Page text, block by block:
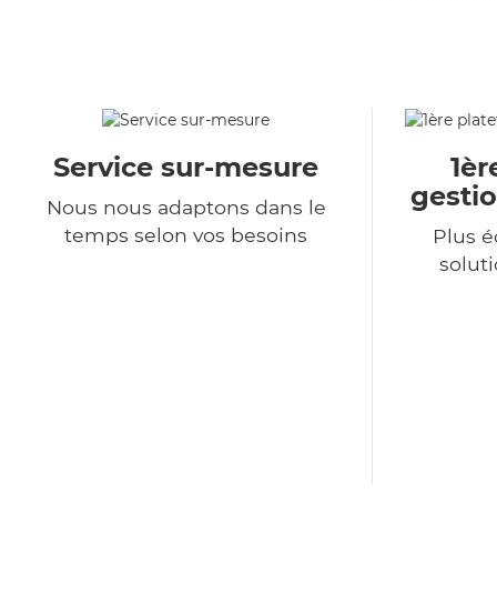
Service sur-mesure
Nous nous adaptons dans le
temps selon vos besoins
Plus